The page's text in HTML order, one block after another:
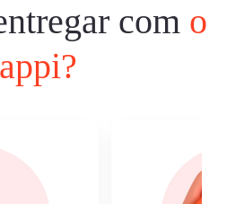
com o